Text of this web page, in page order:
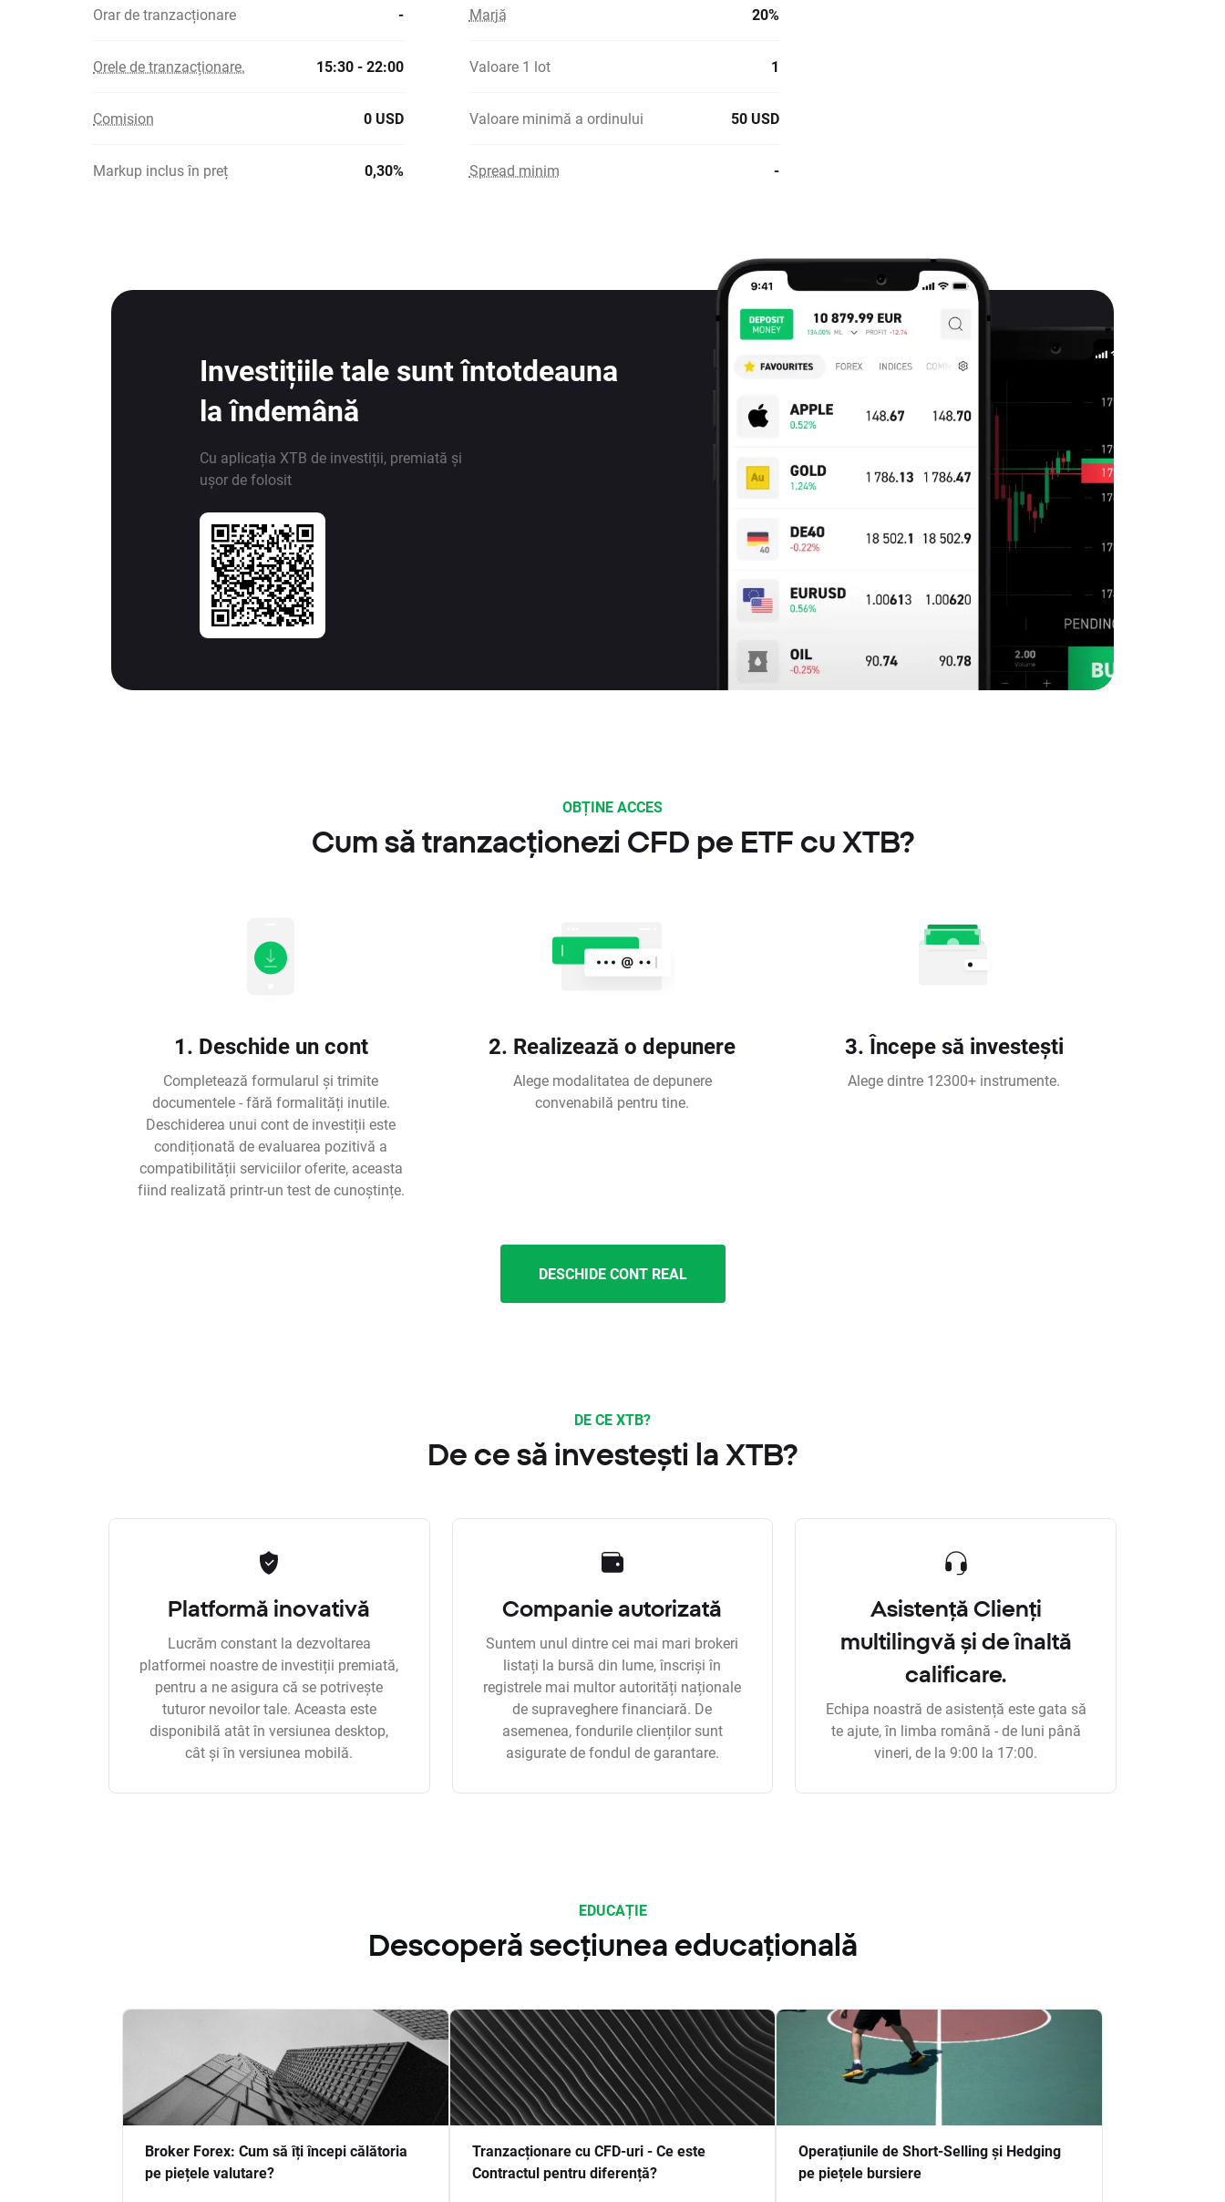
Orar de tranzacționare - Marjă 20%
Orele de tranzacționare. 15:30 - 22:00 Valoare 1 lot 1
Comision 0 USD Valoare minimă a ordinului 50 USD
Markup inclus în preț 0,30% Spread minim -
Investițiile tale sunt întotdeauna
la îndemână
Cu aplicația XTB de investiții, premiată și
ușor de folosit
OBȚINE ACCES
Cum să tranzacționezi CFD pe ETF cu XTB?
1. Deschide un cont
Completează formularul și trimite
documentele - fără formalități inutile.
Deschiderea unui cont de investiții este
condiționată de evaluarea pozitivă a
compatibilității serviciilor oferite, aceasta
fiind realizată printr-un test de cunoștințe.
2. Realizează o depunere
Alege modalitatea de depunere
convenabilă pentru tine.
3. Începe să investești
Alege dintre 12300+ instrumente.
DESCHIDE CONT REAL
DE CE XTB?
De ce să investești la XTB?
Platformă inovativă
Lucrăm constant la dezvoltarea
platformei noastre de investiții premiată,
pentru a ne asigura că se potrivește
tuturor nevoilor tale. Aceasta este
disponibilă atât în versiunea desktop,
cât și în versiunea mobilă.
Companie autorizată
Suntem unul dintre cei mai mari brokeri
listați la bursă din lume, înscriși în
registrele mai multor autorități naționale
de supraveghere financiară. De
asemenea, fondurile clienților sunt
asigurate de fondul de garantare.
Asistență Clienți
multilingvă și de înaltă
calificare.
Echipa noastră de asistență este gata să
te ajute, în limba română - de luni până
vineri, de la 9:00 la 17:00.
EDUCAȚIE
Descoperă secțiunea educațională
Broker Forex: Cum să îți începi călătoria
pe piețele valutare?
Tranzacționare cu CFD-uri - Ce este
Contractul pentru diferență?
Operațiunile de Short-Selling și Hedging
pe piețele bursiere